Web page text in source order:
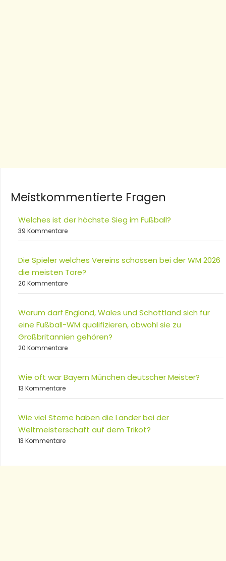
Meistkommentierte Fragen
Welches ist der höchste Sieg im Fußball?
39 Kommentare
Die Spieler welches Vereins schossen bei der WM 2026
die meisten Tore?
20 Kommentare
Warum darf England, Wales und Schottland sich für
eine Fußball-WM qualifizieren, obwohl sie zu
Großbritannien gehören?
20 Kommentare
Wie oft war Bayern München deutscher Meister?
13 Kommentare
Wie viel Sterne haben die Länder bei der
Weltmeisterschaft auf dem Trikot?
13 Kommentare